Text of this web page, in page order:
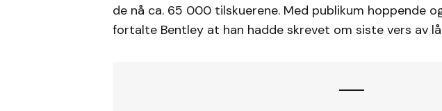
de nå ca. 65 000 tilskuerene. Med publikum hoppende
fortalte Bentley at han hadde skrevet om siste vers av